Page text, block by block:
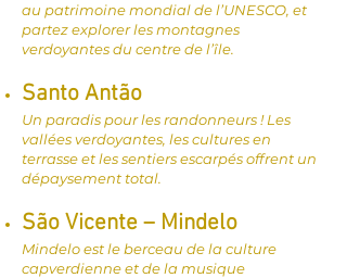
au patrimoine mondial de l’UNESCO, et
partez explorer les montagnes
verdoyantes du centre de l’île.
Santo Antão
Un paradis pour les randonneurs ! Les
vallées verdoyantes, les cultures en
terrasse et les sentiers escarpés offrent un
dépaysement total.
São Vicente – Mindelo
Mindelo est le berceau de la culture
capverdienne et de la musique